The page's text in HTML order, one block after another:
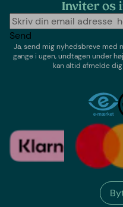
Inviter os
Send
Ja, send mig nyhedsbreve med
gange i ugen,undtagen under
kan altid afmelde dig